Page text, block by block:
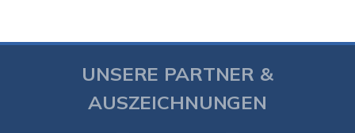
UNSERE PARTNER &
AUSZEICHNUNGEN